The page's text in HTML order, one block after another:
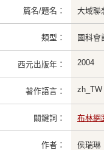
篇名/題名： 大域聯
類型： 國科會
西元出版年： 2004
著作語言： zh_TW
關鍵詞： 布林網
作者： 侯瑞琳